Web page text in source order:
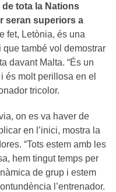
tota la Nations
seran superiors a
fet, Letònia, és una
també vol demostrar
davant Malta. “És un
és molt perillosa en el
tricolor.
on es va haver de
en l’inici, mostra la
“Tots estem amb les
hem tingut temps per
de grup i estem
l’entrenador.